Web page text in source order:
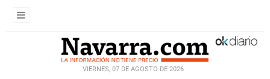
VIERNES, 07 DE AGOSTO DE 2026